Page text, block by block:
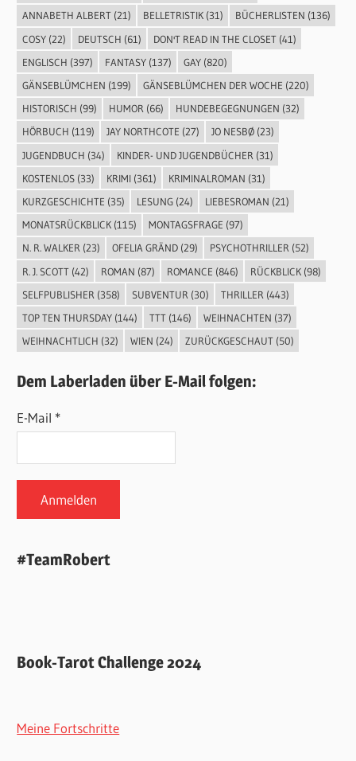
ANNABETH ALBERT(21) BELLETRISTIK(31) BÜCHERLISTEN (136)
COSY(22) DEUTSCH (61) DON'T READ IN THE CLOSET(41)
ENGLISCH (397) FANTASY(137) GAY(820)
GÄNSEBLÜMCHEN (199) GÄNSEBLÜMCHEN DER WOCHE (220)
HISTORISCH (99) HUMOR(66) HUNDEBEGEGNUNGEN (32)
HÖRBUCH (119) JAY NORTHCOTE (27) JO NESBØ(23)
JUGENDBUCH (34) KINDER- UND JUGENDBÜCHER (31)
KOSTENLOS(33) KRIMI(361) KRIMINALROMAN (31)
KURZGESCHICHTE (35) LESUNG(24) LIEBESROMAN (21)
MONATSRÜCKBLICK(115) MONTAGSFRAGE (97)
N. R. WALKER(23) OFELIA GRÄND(29) PSYCHOTHRILLER(52)
R. J. SCOTT(42) ROMAN (87) ROMANCE (846) RÜCKBLICK(98)
SELFPUBLISHER (358) SUBVENTUR (30) THRILLER (443)
TOP TEN THURSDAY(144) TTT(146) WEIHNACHTEN (37)
WEIHNACHTLICH (32) WIEN (24) ZURÜCKGESCHAUT(50)
Dem Laberladen über E-Mail folgen:
E-Mail *
#TeamRobert
Book-Tarot Challenge 2024
Meine Fortschritte